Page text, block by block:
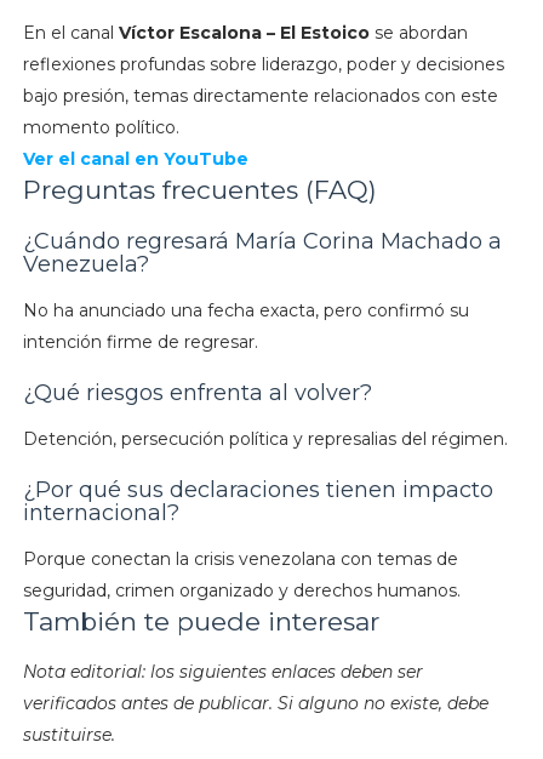
En el canal Víctor Escalona – El Estoicose abordan
reflexiones profundas sobre liderazgo, poder y decisiones
bajo presión, temas directamente relacionados con este
momento político.
Ver el canal en YouTube
Preguntas frecuentes (FAQ)
¿Cuándo regresará María Corina Machado a
Venezuela?
No ha anunciado una fecha exacta, pero confirmó su
intención firme de regresar.
¿Qué riesgos enfrenta al volver?
Detención, persecución política y represalias del régimen.
¿Por qué sus declaraciones tienen impacto
internacional?
Porque conectan la crisis venezolana con temas de
seguridad, crimen organizado y derechos humanos.
También te puede interesar
Nota editorial: los siguientes enlaces deben ser
verificados antes de publicar. Si alguno no existe, debe
sustituirse.